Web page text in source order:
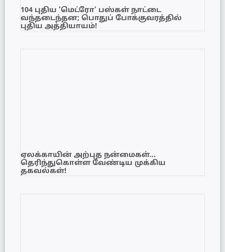
104 புதிய ‘மெட்ரோ’ பஸ்கள் நாட்டை
வந்தடைந்தன; பொதுப் போக்குவரத்தில்
புதிய அத்தியாயம்!
ஏலக்காயின் அற்புத நன்மைகள்…
தெரிந்துகொள்ள வேண்டிய முக்கிய
தகவல்கள்!